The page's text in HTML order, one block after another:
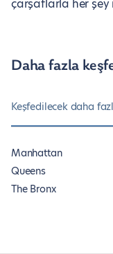
çarşaflarla her şey
Daha fazla
Keşfedilecek daha
Manhattan
Queens
The Bronx